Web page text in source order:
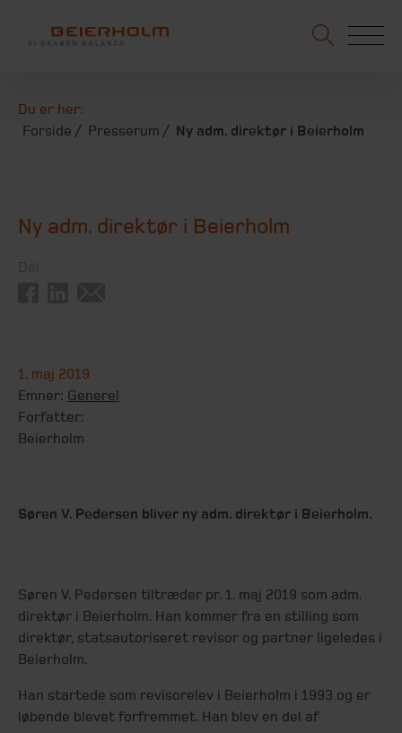
Du er her:
Forside
Presserum Ny adm. direktør i Beierholm
Ny adm. direktør i Beierholm
1. maj 2019
Emner: Generel
Forfatter:
Beierholm
Søren V. Pedersen bliver ny adm. direktør i Beierholm.
Søren V. Pedersen tiltræder pr. 1. maj 2019 som adm.
direktør i Beierholm. Han kommer fra en stilling som
direktør, statsautoriseret revisor og partner ligeledes i
Beierholm.
Han startede som revisorelev i Beierholm i 1993 og er
løbende blevet forfremmet. Han blev en del af